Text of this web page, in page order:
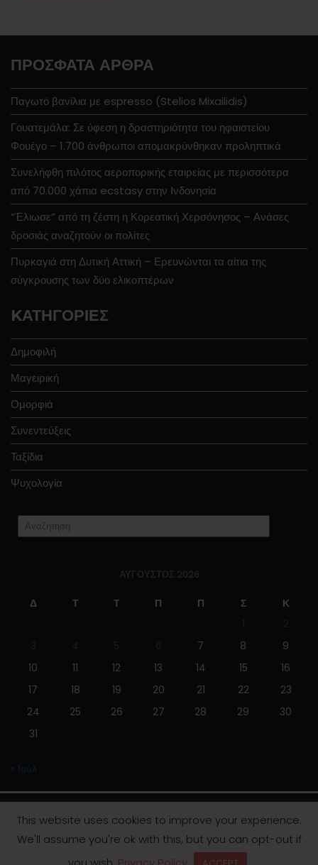
ΠΡΌΣΦΑΤΑ ΆΡΘΡΑ
Παγωτό βανίλια με espresso (Stelios Mixailidis)
Γουατεμάλα: Σε ύφεση η δραστηριότητα του ηφαιστείου
Φουέγο – 1.700 άνθρωποι απομακρύνθηκαν προληπτικά
Συνελήφθη πιλότος αεροπορικής εταιρείας με περισσότερα
από 70.000 χάπια ecstasy στην Ινδονησία
“Έλιωσε” από τη ζέστη η Κορεατική Χερσόνησος – Ανάσες
δροσιάς αναζητούν οι πολίτες
Πυρκαγιά στη Δυτική Αττική – Ερευνώνται τα αίτια της
σύγκρουσης των δύο ελικοπτέρων
KΑΤΗΓΟΡΊΕΣ
Δημοφιλή
Μαγειρική
Ομορφιά
Συνεντεύξεις
Ταξίδια
Ψυχολογία
ΑΎΓΟΥΣΤΟΣ 2026
Δ Τ Τ Π Π Σ
Κ
1
2
3
4 5 6 7 8
9
10
11 12 13 14 15
16
17
18 19 20 21 22
23
24
25 26 27 28 29
30
31
« Ιούλ
© 2019 | Screen Magazine - Ηλεκτρονική εφημερίδα
This website uses cookies to improve your experience.
We'll assume you're ok with this, but you can opt-out if